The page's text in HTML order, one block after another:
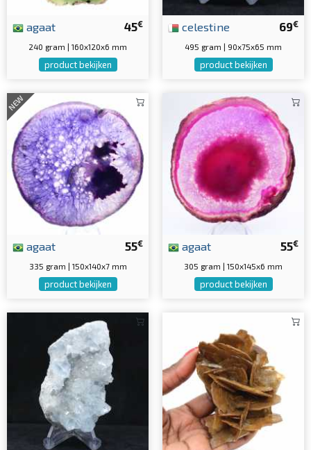
45€
agaat
240 gram | 160x120x6 mm
product bekijken
69€
celestine
495 gram | 90x75x65 mm
product bekijken
NEW
55€
agaat
335 gram | 150x140x7 mm
product bekijken
55€
agaat
305 gram | 150x145x6 mm
product bekijken